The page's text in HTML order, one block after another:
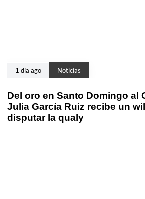
1 día ago Noticias
Del oro en Santo Domingo al
Julia García Ruiz recibe un
disputar la qualy